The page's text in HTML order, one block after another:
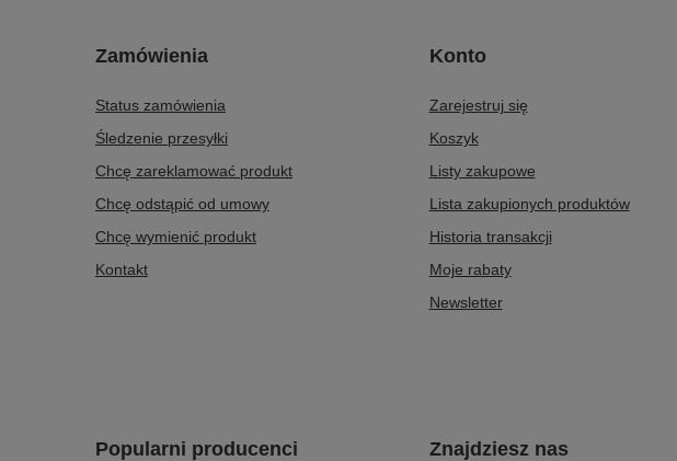
Zamówienia
Status zamówienia
Śledzenie przesyłki
Chcę zareklamować produkt
Chcę odstąpić od umowy
Chcę wymienić produkt
Kontakt
Konto
Zarejestruj się
Koszyk
Listy zakupowe
Lista zakupionych produktów
Historia transakcji
Moje rabaty
Newsletter
Popularni producenci Znajdziesz nas